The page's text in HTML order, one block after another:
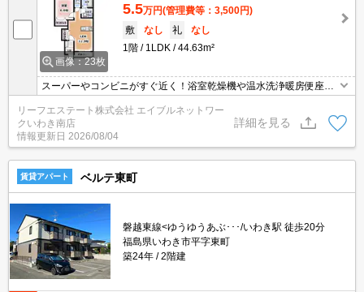
画像：23枚
5.5万円(管理費等：3,500円)
敷
なし 礼
なし
1階
1LDK 44.63m²
スーパーやコンビニがすぐ近く！浴室乾燥機や温水洗浄暖房便座が
ついていて住み心地抜群です(^^♪
リーフエステート株式会社 エイブルネットワー
クいわき南店
情報更新日 2026/08/04
詳細を見る
賃貸アパート ベルテ東町
磐越東線<ゆうゆうあぶ･･･/いわき駅 徒歩20分
福島県いわき市平字東町
築24年
2階建